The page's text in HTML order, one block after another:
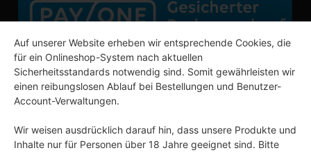
Auf unserer Website erheben wir entsprechende Cookies, die
für ein Onlineshop-System nach aktuellen
Sicherheitsstandards notwendig sind. Somit gewährleisten wir
einen reibungslosen Ablauf bei Bestellungen und Benutzer-
Account-Verwaltungen.
Wir weisen ausdrücklich darauf hin, dass unsere Produkte und
Inhalte nur für Personen über 18 Jahre geeignet sind. Bitte